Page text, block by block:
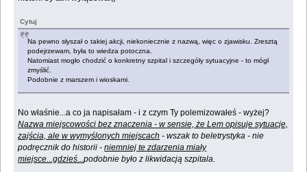
Cytuj
Na pewno słyszał o takiej akcji, niekoniecznie z nazwą, więc o zjawisku. Zresztą
podejrzewam, była to wiedza potoczna.
Natomiast mogło chodzić o konkretny szpital i szczegóły sytuacyjne - to mógł
zmyślić.
Podobnie z marszem i wioskami.
No właśnie...a co ja napisałam - i z czym Ty polemizowałeś - wyżej?
Nazwa miejscowości bez znaczenia - w sensie, że Lem opisuje sytuacje,
zajścia, ale w wymyślonych miejscach - wszak to beletrystyka - nie
podręcznik do historii -niemniej te zdarzenia miały
miejsce...gdzieś...podobnie było z likwidacją szpitala.